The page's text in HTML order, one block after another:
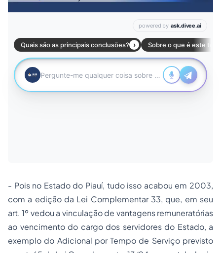
- Pois no Estado do Piauí, tudo isso acabou em 2003,
com a edição da Lei Complementar 33, que, em seu
art. 1º vedou a vinculação de vantagens remuneratórias
ao vencimento do cargo dos servidores do Estado, a
exemplo do Adicional por Tempo de Serviço previsto